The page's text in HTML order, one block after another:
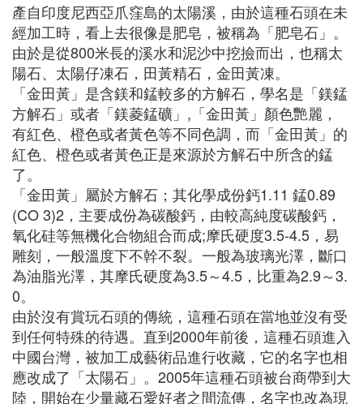
產自印度尼西亞爪窪島的太陽溪，由於這種石頭在未
經加工時，看上去很像是肥皂，被稱為「肥皂石」。
由於是從800米長的溪水和泥沙中挖撿而出，也稱太
陽石、太陽仔凍石，田黃精石，金田黃凍。
「金田黃」是含鎂和錳較多的方解石，學名是「鎂錳
方解石」或者「鎂菱錳礦」,「金田黃」顏色艷麗，
有紅色、橙色或者黃色等不同色調，而「金田黃」的
紅色、橙色或者黃色正是來源於方解石中所含的錳
了。
「金田黃」屬於方解石；其化學成份鈣1.11 錳0.89
(CO 3)2，主要成份為碳酸鈣，由較高純度碳酸鈣，
氧化硅等無機化合物組合而成;摩氏硬度3.5-4.5，易
雕刻，一般溫度下不幹不裂。一般為玻璃光澤，斷口
為油脂光澤，其摩氏硬度為3.5～4.5，比重為2.9～3.
0。
由於沒有賞玩石頭的傳統，這種石頭在當地並沒有受
到任何特殊的待遇。直到2000年前後，這種石頭進入
中國台灣，被加工成藝術品進行收藏，它的名字也相
應改成了「太陽石」。2005年這種石頭被台商帶到大
陸，開始在少量藏石愛好者之間流傳，名字也改為現